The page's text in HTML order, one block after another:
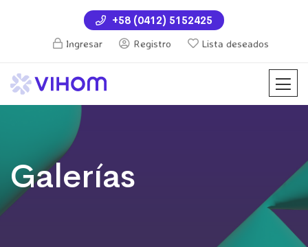
+58 (0412) 5152425
Ingresar
Registro Lista deseados
Galerías